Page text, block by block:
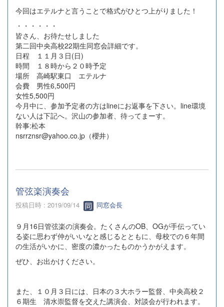
今回はエテルナと言うことで格式がひとつ上がりました！
・・・・・・
皆さん、お待たせしました
第二回中央高校22期生同窓会詳細です。
日程 １１月３日(日)
時間 １８時から２０時予定
場所 高崎駅東口 エテルナ
会費 男性6,500円
女性5,500円
今月中に、参加予定者の方はlineにお返事を下さい。line環境
ない人は下記へ。沢山の参加者、待ってまーす。
幹事:松本
nsrrznsr@yahoo.co.jp（櫻井）
管弦楽演奏会
投稿日時 : 2019/09/14 同窓会長
９月16日管弦楽の演奏会。たくさんのOB、OGが手伝ってい
る姿に思わず仲がいいなと感じるとともに、母校での６年間
の生活がいかに、密度の濃かったものかうかがえます。
ぜひ、お出かけください。
また、１０月３日には、日本の３大ホラー監督、中央高校２
６期生 清水崇監督を交えた講演会、対談会が行われます。